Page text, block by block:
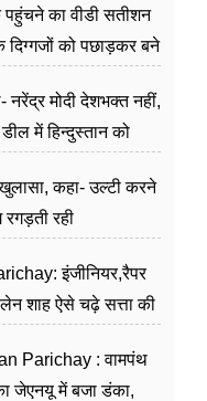
का वीडी सतीशन
को पछाड़कर बने
नरेंद्र मोदी देशभक्त नहीं,
में हिन्दुस्तान को
कहा- उल्टी करने
रही
इंजीनियर,रैपर
शाह ऐसे चढ़े सत्ता की
Parichay : वामपंथ
जेएनयू में बजा डंका,